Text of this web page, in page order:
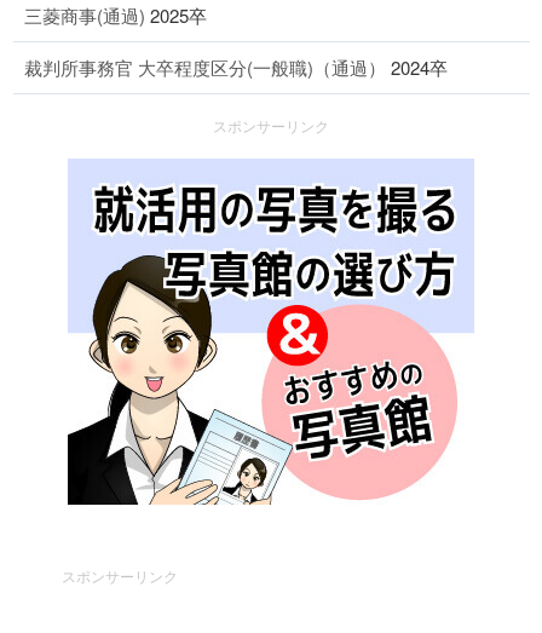
三菱商事(通過) 2025卒
裁判所事務官 大卒程度区分(一般職)（通過） 2024卒
スポンサーリンク
スポンサーリンク